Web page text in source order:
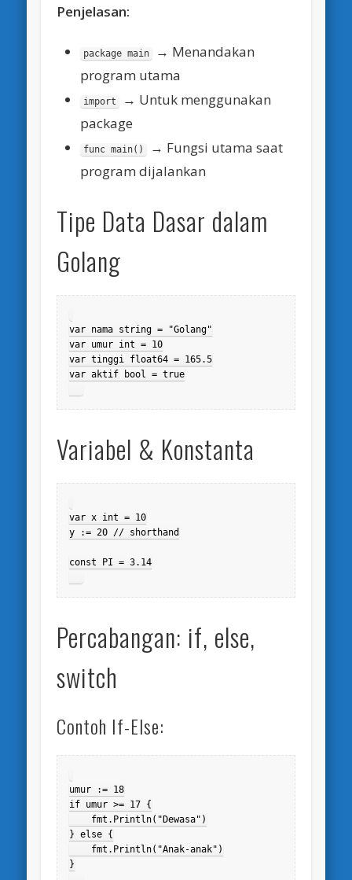
Penjelasan:
package main
→ Menandakan
program utama
import
→ Untuk menggunakan
package
func main()
→ Fungsi utama saat
program dijalankan
Tipe Data Dasar dalam
Golang
var nama string = "Golang"
var umur int = 10
var tinggi float64 = 165.5
var aktif bool = true
Variabel & Konstanta
var x int = 10
y := 20 // shorthand
const PI = 3.14
Percabangan: if, else,
switch
Contoh If-Else:
umur := 18
if umur >= 17 {
    fmt.Println("Dewasa")
} else {
    fmt.Println("Anak-anak")
}